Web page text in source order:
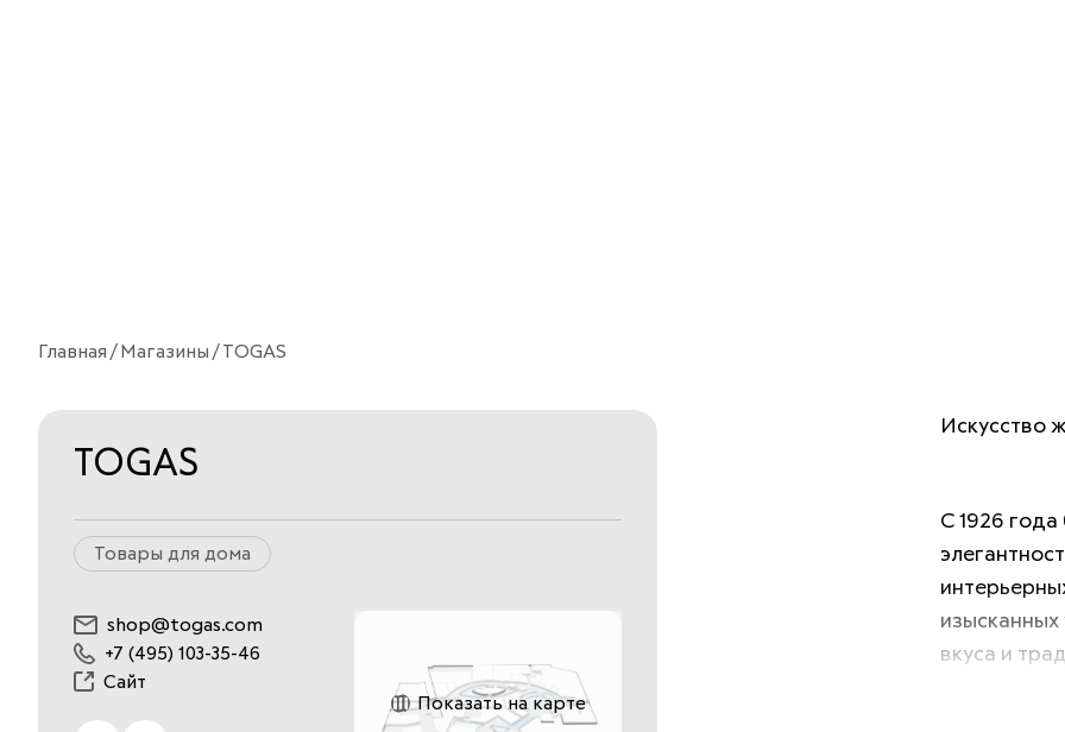
Главная Магазины TOGAS
TOGAS
Товары для дома
shop@togas.com
+7 (495) 103-35-46
Сайт
Показать на карте
Искусство
С 1926
изысканных
вкуса и